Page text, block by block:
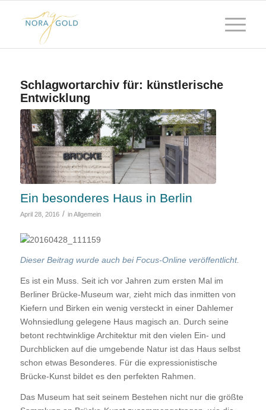
Schlagwortarchiv für: künstlerische
Entwicklung
Ein besonderes Haus in Berlin
April 28, 2016 / inAllgemein
Dieser Beitrag wurde auch bei Focus-Online veröffentlicht.
Es ist ein Muss. Seit ich vor Jahren zum ersten Mal im
Berliner Brücke-Museum war, zieht mich das inmitten von
Kiefern und Birken ein wenig versteckt in einer Dahlemer
Wohnsiedlung gelegene Haus magisch an. Durch seine
betont rechtwinklige Architektur mit den vielen Ein- und
Durchblicken auf die umgebende Natur ist das Haus selbst
schon etwas Besonderes. Für die expressionistische
Brücke-Kunst bildet es den perfekten Rahmen.
Das Museum hat seit seinem Bestehen nicht nur die größte